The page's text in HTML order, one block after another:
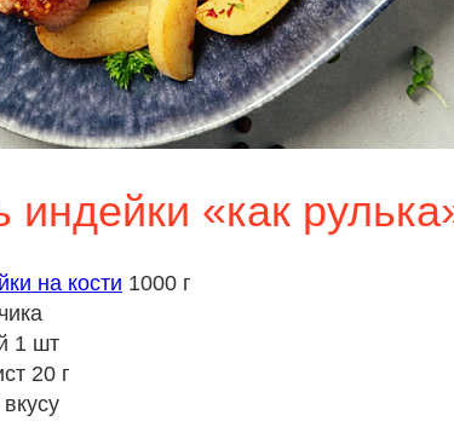
индейки «как
на кости 1000 г
1 шт
20 г